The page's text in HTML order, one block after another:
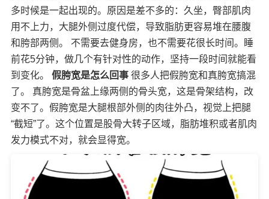
多时候是一起出现的。原因是差不多的：久坐，臀部肌肉
用不上力，大腿外侧过度代偿，导致脂肪更容易堆在腰腹
和胯部两侧。 不需要去健身房，也不需要花很长时间。睡
前花5分钟，做几个有针对性的动作，坚持一段时间就能看
到变化。 假胯宽是怎么回事 很多人把假胯宽和真胯宽搞混
了。 真胯宽是骨盆上缘两侧的骨头宽，这是骨架结构，改
变不了。假胯宽是大腿根部外侧的肉往外凸，视觉上把腿
“截短”了。这个位置是股骨大转子区域，脂肪堆积或者肌肉
发力模式不对，就会显得宽。